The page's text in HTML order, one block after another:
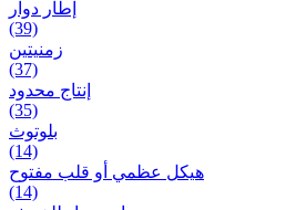
إطار دوار
(39)
زمنیتین
(37)
إنتاج محدود
(35)
بلوتوث
(14)
هيكل عظمي أو قلب مفتوح
(14)